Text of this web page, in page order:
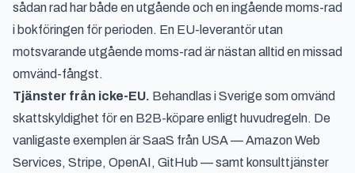
sådan rad har både en utgående och en ingående moms-rad
i bokföringen för perioden. En EU-leverantör utan
motsvarande utgående moms-rad är nästan alltid en missad
omvänd-fångst.
Tjänster från icke-EU. Behandlas i Sverige som omvänd
skattskyldighet för en B2B-köpare enligt huvudregeln. De
vanligaste exemplen är SaaS från USA — Amazon Web
Services, Stripe, OpenAI, GitHub — samt konsulttjänster